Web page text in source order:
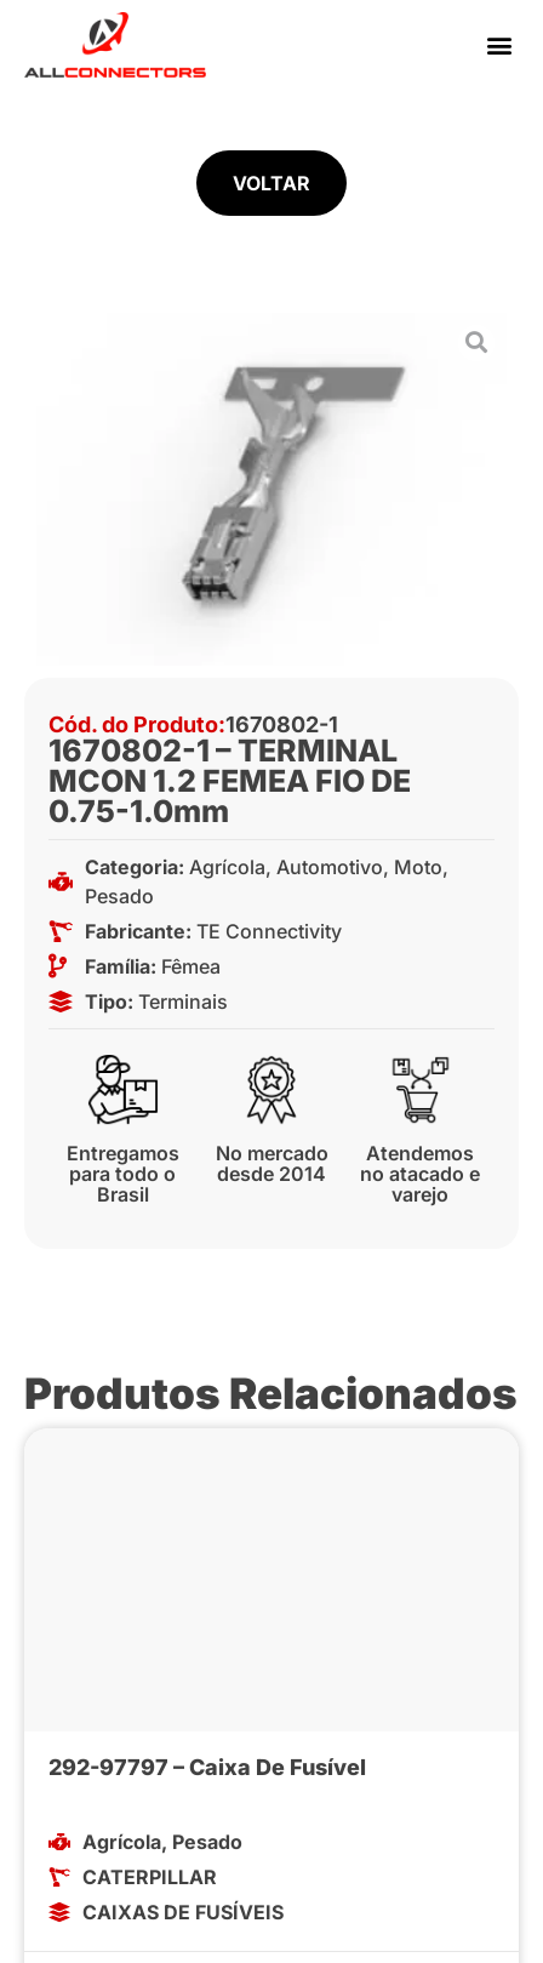
VOLTAR
Cód. do Produto:1670802-1
1670802-1 – TERMINAL
MCON 1.2 FEMEA FIO DE
0.75-1.0mm
Categoria: Agrícola, Automotivo, Moto,
Pesado
Fabricante: TE Connectivity
Família: Fêmea
Tipo: Terminais
Entregamos
para todo o
Brasil
No mercado
desde 2014
Atendemos
no atacado e
varejo
Produtos Relacionados
292-97797 – Caixa De Fusível
Agrícola, Pesado
CATERPILLAR
CAIXAS DE FUSÍVEIS